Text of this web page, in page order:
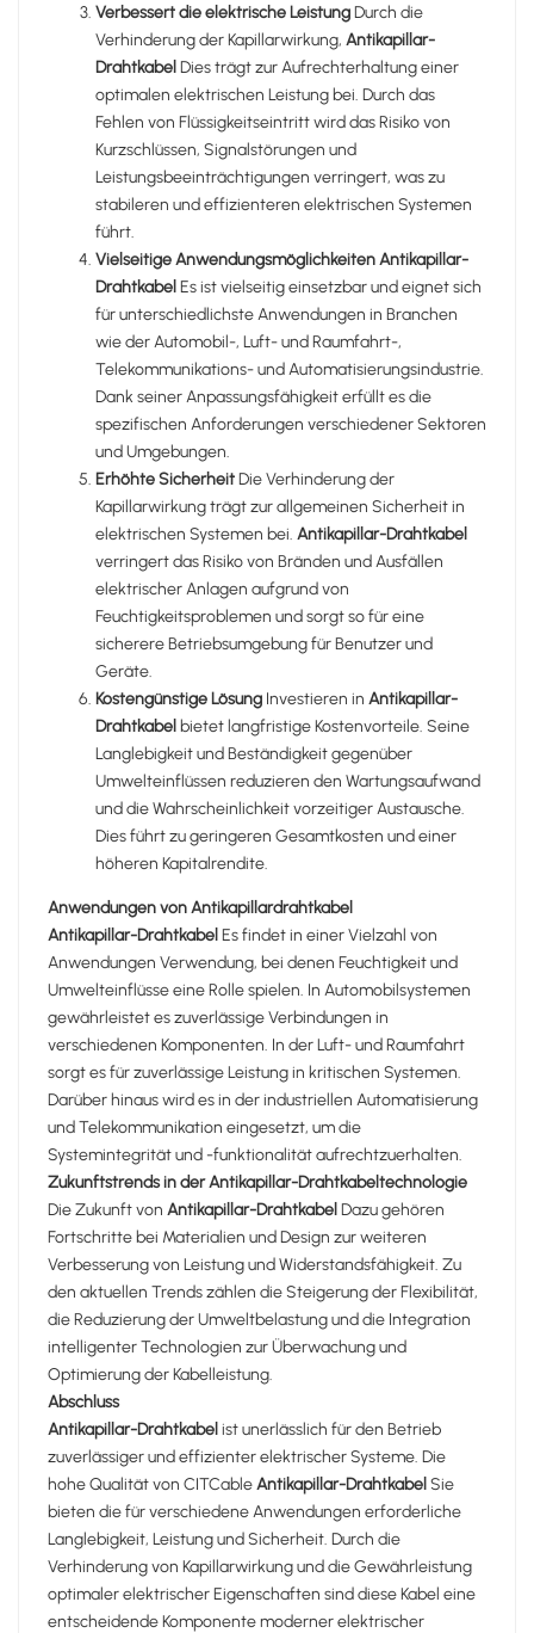
Verbessert die elektrische LeistungDurch die
Verhinderung der Kapillarwirkung, Antikapillar-
Drahtkabel Dies trägt zur Aufrechterhaltung einer
optimalen elektrischen Leistung bei. Durch das
Fehlen von Flüssigkeitseintritt wird das Risiko von
Kurzschlüssen, Signalstörungen und
Leistungsbeeinträchtigungen verringert, was zu
stabileren und effizienteren elektrischen Systemen
führt.
Vielseitige AnwendungsmöglichkeitenAntikapillar-
Drahtkabel Es ist vielseitig einsetzbar und eignet sich
für unterschiedlichste Anwendungen in Branchen
wie der Automobil-, Luft- und Raumfahrt-,
Telekommunikations- und Automatisierungsindustrie.
Dank seiner Anpassungsfähigkeit erfüllt es die
spezifischen Anforderungen verschiedener Sektoren
und Umgebungen.
Erhöhte SicherheitDie Verhinderung der
Kapillarwirkung trägt zur allgemeinen Sicherheit in
elektrischen Systemen bei. Antikapillar-Drahtkabel
verringert das Risiko von Bränden und Ausfällen
elektrischer Anlagen aufgrund von
Feuchtigkeitsproblemen und sorgt so für eine
sicherere Betriebsumgebung für Benutzer und
Geräte.
Kostengünstige Lösung Investieren in Antikapillar-
Drahtkabel bietet langfristige Kostenvorteile. Seine
Langlebigkeit und Beständigkeit gegenüber
Umwelteinflüssen reduzieren den Wartungsaufwand
und die Wahrscheinlichkeit vorzeitiger Austausche.
Dies führt zu geringeren Gesamtkosten und einer
höheren Kapitalrendite.
Anwendungen von Antikapillardrahtkabel
Antikapillar-Drahtkabel Es findet in einer Vielzahl von
Anwendungen Verwendung, bei denen Feuchtigkeit und
Umwelteinflüsse eine Rolle spielen. In Automobilsystemen
gewährleistet es zuverlässige Verbindungen in
verschiedenen Komponenten. In der Luft- und Raumfahrt
sorgt es für zuverlässige Leistung in kritischen Systemen.
Darüber hinaus wird es in der industriellen Automatisierung
und Telekommunikation eingesetzt, um die
Systemintegrität und -funktionalität aufrechtzuerhalten.
Zukunftstrends in der Antikapillar-Drahtkabeltechnologie
Die Zukunft von Antikapillar-Drahtkabel Dazu gehören
Fortschritte bei Materialien und Design zur weiteren
Verbesserung von Leistung und Widerstandsfähigkeit. Zu
den aktuellen Trends zählen die Steigerung der Flexibilität,
die Reduzierung der Umweltbelastung und die Integration
intelligenter Technologien zur Überwachung und
Optimierung der Kabelleistung.
Abschluss
Antikapillar-Drahtkabel ist unerlässlich für den Betrieb
zuverlässiger und effizienter elektrischer Systeme. Die
hohe Qualität von CITCableAntikapillar-Drahtkabel Sie
bieten die für verschiedene Anwendungen erforderliche
Langlebigkeit, Leistung und Sicherheit. Durch die
Verhinderung von Kapillarwirkung und die Gewährleistung
optimaler elektrischer Eigenschaften sind diese Kabel eine
entscheidende Komponente moderner elektrischer